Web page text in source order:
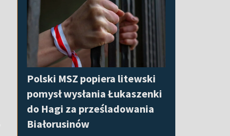
Polski MSZ popiera litewski
pomysł wysłania Łukaszenki
do Hagi za prześladowania
Białorusinów